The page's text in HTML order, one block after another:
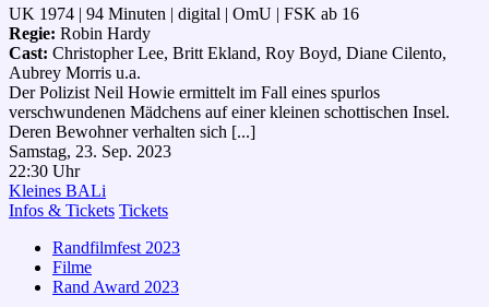
UK 1974 | 94 Minuten | digital | OmU | FSK ab 16
Regie: Robin Hardy
Cast: Christopher Lee, Britt Ekland, Roy Boyd, Diane Cilento,
Aubrey Morris u.a.
Der Polizist Neil Howie ermittelt im Fall eines spurlos
verschwundenen Mädchens auf einer kleinen schottischen Insel.
Deren Bewohner verhalten sich [...]
Samstag, 23. Sep. 2023
22:30 Uhr
Kleines BALi
Infos & Tickets Tickets
Randfilmfest 2023
Filme
Rand Award 2023